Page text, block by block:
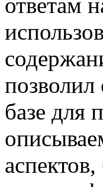
позволил
базе для